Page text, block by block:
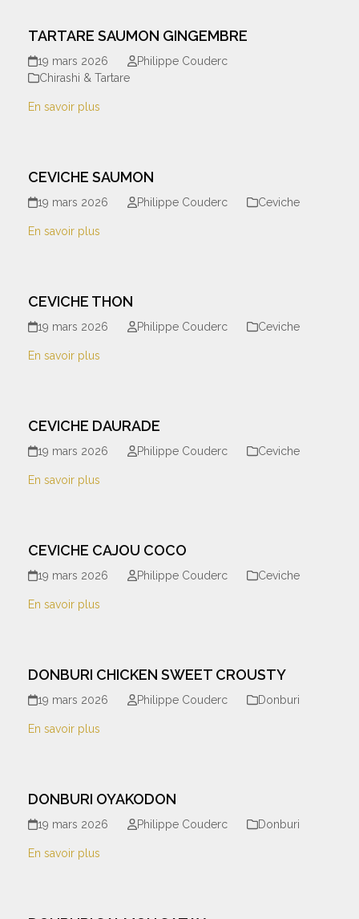
TARTARE SAUMON GINGEMBRE
19 mars 2026
Philippe Couderc
Chirashi & Tartare
En savoir plus
CEVICHE SAUMON
19 mars 2026 Philippe Couderc Ceviche
En savoir plus
CEVICHE THON
19 mars 2026 Philippe Couderc Ceviche
En savoir plus
CEVICHE DAURADE
19 mars 2026 Philippe Couderc Ceviche
En savoir plus
CEVICHE CAJOU COCO
19 mars 2026 Philippe Couderc Ceviche
En savoir plus
DONBURI CHICKEN SWEET CROUSTY
19 mars 2026 Philippe Couderc Donburi
En savoir plus
DONBURI OYAKODON
19 mars 2026 Philippe Couderc Donburi
En savoir plus